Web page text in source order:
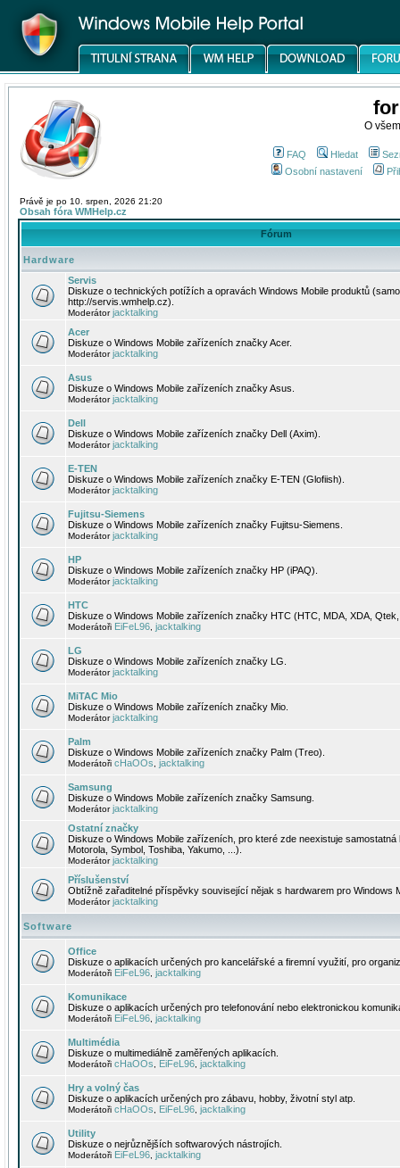
O
FAQ Hledat
Osobní nastavení
Právě je po 10. srpen, 2026 21:20
Obsah fóra WMHelp.cz
Fórum
Hardware
Servis
Diskuze o technických potížích a opravách Windows Mobile produktů
http://servis.wmhelp.cz).
Moderátorjacktalking
Acer
Diskuze o Windows Mobile zařízeních značky Acer.
Moderátorjacktalking
Asus
Diskuze o Windows Mobile zařízeních značky Asus.
Moderátorjacktalking
Dell
Diskuze o Windows Mobile zařízeních značky Dell (Axim).
Moderátorjacktalking
E-TEN
Diskuze o Windows Mobile zařízeních značky E-TEN (Glofiish).
Moderátorjacktalking
Fujitsu-Siemens
Diskuze o Windows Mobile zařízeních značky Fujitsu-Siemens.
Moderátorjacktalking
HP
Diskuze o Windows Mobile zařízeních značky HP (iPAQ).
Moderátorjacktalking
HTC
Diskuze o Windows Mobile zařízeních značky HTC (HTC, MDA, XDA,
Moderátoři EiFeL96 jacktalking
LG
Diskuze o Windows Mobile zařízeních značky LG.
Moderátorjacktalking
MiTAC Mio
Diskuze o Windows Mobile zařízeních značky Mio.
Moderátorjacktalking
Palm
Diskuze o Windows Mobile zařízeních značky Palm (Treo).
Moderátoři cHaOOs jacktalking
Samsung
Diskuze o Windows Mobile zařízeních značky Samsung.
Moderátorjacktalking
Ostatní značky
Diskuze o Windows Mobile zařízeních, pro které zde neexistuje
Motorola, Symbol, Toshiba, Yakumo, ...).
Moderátorjacktalking
Příslušenství
Obtížně zařaditelné příspěvky související nějak s hardwarem pro Windows
Moderátorjacktalking
Software
Office
Diskuze o aplikacích určených pro kancelářské a firemní využití, pro
Moderátoři EiFeL96 jacktalking
Komunikace
Diskuze o aplikacích určených pro telefonování nebo elektronickou
Moderátoři EiFeL96 jacktalking
Multimédia
Diskuze o multimediálně zaměřených aplikacích.
Moderátoři cHaOOs EiFeL96 jacktalking
Hry a volný čas
Diskuze o aplikacích určených pro zábavu, hobby, životní styl atp.
Moderátoři cHaOOs EiFeL96 jacktalking
Utility
Diskuze o nejrůznějších softwarových nástrojích.
Moderátoři EiFeL96 jacktalking